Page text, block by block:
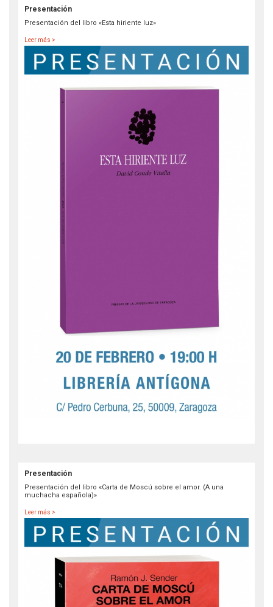
Presentación
Presentación del libro «Esta hiriente luz»
Leer más >
Presentación
Presentación del libro «Carta de Moscú sobre el amor. (A una
muchacha española)»
Leer más >